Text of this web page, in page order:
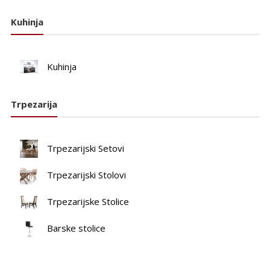
Kuhinja
Kuhinja
Trpezarija
Trpezarijski Setovi
Trpezarijski Stolovi
Trpezarijske Stolice
Barske stolice